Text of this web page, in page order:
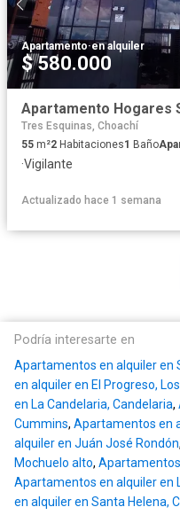
Apartamento·en alquiler
$ 580.000
Apartamento Hogares
Tres Esquinas, Choachí
55 m²2 Habitaciones1 Baño
·Vigilante
Actualizado hace 1 semana
Podría interesarte en
Apartamentos en alquiler en
en alquiler en El Progreso,
en La Candelaria, Candelaria,
Cummins, Apartamentos en
alquiler en Juán José Rondón,
Mochuelo alto, Apartamentos
Apartamentos en alquiler en
en alquiler en Santa Helena,